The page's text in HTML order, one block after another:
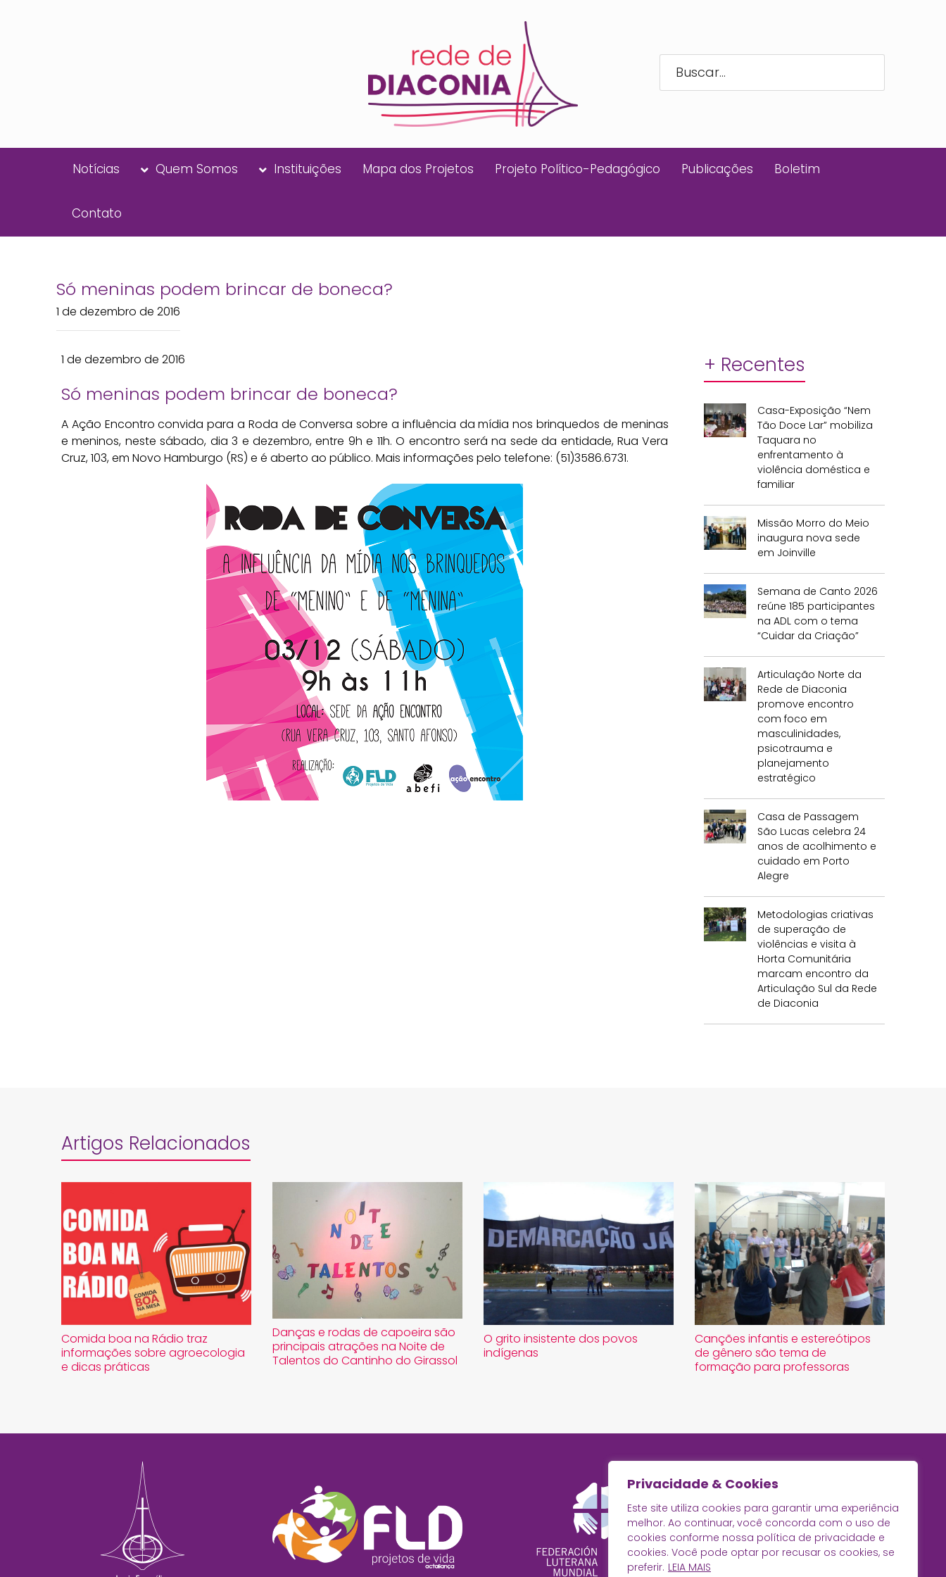
Privacidade & Cookies
Este site utiliza cookies para garantir uma experiência
melhor. Ao continuar, você concorda com o uso de
cookies conforme nossa política de privacidade e
cookies. Você pode optar por recusar os cookies, se
preferir. LEIA MAIS
Notícias Quem Somos Instituições Mapa dos Projetos Projeto Político-Pedagógico Publicações Boletim
Contato
Só meninas podem brincar de boneca?
1 de dezembro de 2016
1 de dezembro de 2016
Só meninas podem brincar de boneca?
A Ação Encontro convida para a Roda de Conversa sobre a influência da mídia nos brinquedos de meninas
e meninos, neste sábado, dia 3 e dezembro, entre 9h e 11h. O encontro será na sede da entidade, Rua Vera
Cruz, 103, em Novo Hamburgo (RS) e é aberto ao público. Mais informações pelo telefone: (51)3586.6731.
+ Recentes
Casa-Exposição “Nem
Tão Doce Lar” mobiliza
Taquara no
enfrentamento à
violência doméstica e
familiar
Missão Morro do Meio
inaugura nova sede
em Joinville
Semana de Canto 2026
reúne 185 participantes
na ADL com o tema
“Cuidar da Criação”
Articulação Norte da
Rede de Diaconia
promove encontro
com foco em
masculinidades,
psicotrauma e
planejamento
estratégico
Casa de Passagem
São Lucas celebra 24
anos de acolhimento e
cuidado em Porto
Alegre
Metodologias criativas
de superação de
violências e visita à
Horta Comunitária
marcam encontro da
Articulação Sul da Rede
de Diaconia
Artigos Relacionados
Comida boa na Rádio traz
informações sobre agroecologia
e dicas práticas
Danças e rodas de capoeira são
principais atrações na Noite de
Talentos do Cantinho do Girassol
O grito insistente dos povos
indígenas
Canções infantis e estereótipos
de gênero são tema de
formação para professoras